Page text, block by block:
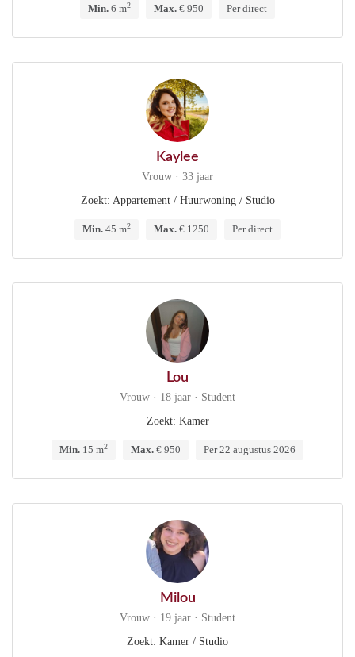
Min. 6 m2 Max. € 950 Per direct
Kaylee
Vrouw · 33 jaar
Zoekt: Appartement / Huurwoning / Studio
Min. 45 m2 Max. € 1250 Per direct
Lou
Vrouw · 18 jaar · Student
Zoekt: Kamer
Min. 15 m2 Max. € 950 Per 22 augustus 2026
Milou
Vrouw · 19 jaar · Student
Zoekt: Kamer / Studio